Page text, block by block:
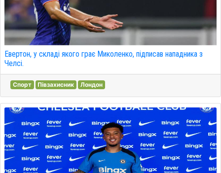
Евертон, у складі якого грає Миколенко, підписав нападника з
Челсі.
Спорт Півзахисник Лондон